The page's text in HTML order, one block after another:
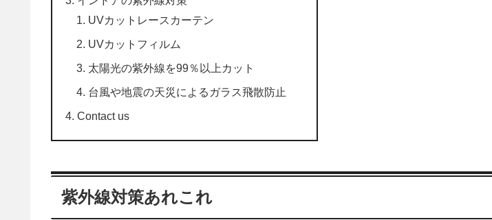
UVカットレースカーテン
UVカットフィルム
太陽光の紫外線を99％以上カット
台風や地震の天災によるガラス飛散防止
Contact us
紫外線対策あれこれ